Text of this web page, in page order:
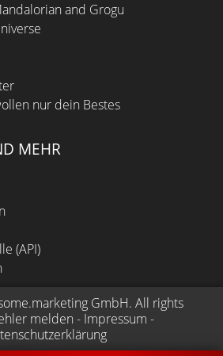
and Grogu
nur dein Bestes
MEHR
(API)
GmbH. All rights
melden - Impressum -